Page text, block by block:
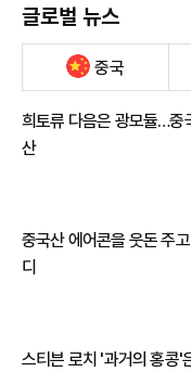
글로벌 뉴스
중국
희토류 다음은 광모듈…중
산
중국산 에어콘을 웃돈 주
디
스티븐 로치 '과거의 홍콩'